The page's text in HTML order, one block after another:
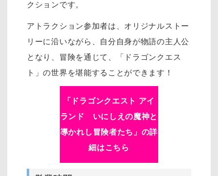
クションです。
アトラクション参加者は、オリジナルストー
リーに沿いながら、自分自身が物語の主人公
となり、冒険を通じて、「ドラゴンクエス
ト」の世界を堪能することができます！
「
ドラゴンクエスト アイ
ランド いにしえの魔神と
導かれし冒険者たち 」の詳
細はこちら